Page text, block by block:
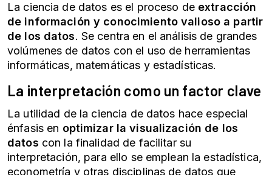
La ciencia de datos es el proceso de extracción
de información y conocimiento valioso a partir
de los datos. Se centra en el análisis de grandes
volúmenes de datos con el uso de herramientas
informáticas, matemáticas y estadísticas.
La interpretación como un factor clave
La utilidad de la ciencia de datos hace especial
énfasis en optimizar la visualización de los
datos con la finalidad de facilitar su
interpretación, para ello se emplean la estadística,
econometría y otras disciplinas de datos que